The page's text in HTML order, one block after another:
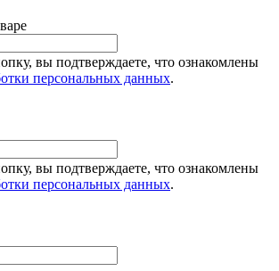
вы подтверждаете, что ознакомлены
персональных данных.
вы подтверждаете, что ознакомлены
персональных данных.